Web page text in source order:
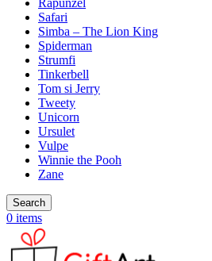
Rapunzel
Safari
Simba – The Lion King
Spiderman
Strumfi
Tinkerbell
Tom si Jerry
Tweety
Unicorn
Ursulet
Vulpe
Winnie the Pooh
Zane
Search
0 items